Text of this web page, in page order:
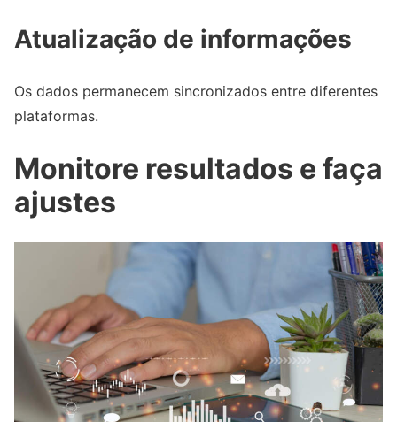
Atualização de informações
Os dados permanecem sincronizados entre diferentes
plataformas.
Monitore resultados e faça
ajustes